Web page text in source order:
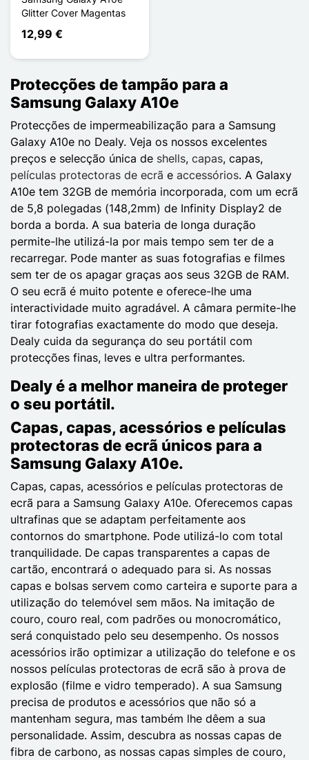
Glitter Cover Magentas
12,99 €
Protecções de tampão para a
Samsung Galaxy A10e
Protecções de impermeabilização para a Samsung
Galaxy A10e no Dealy. Veja os nossos excelentes
preços e selecção única de shells, capas, capas,
películas protectoras de ecrã e accessórios. A Galaxy
A10e tem 32GB de memória incorporada, com um ecrã
de 5,8 polegadas (148,2mm) de Infinity Display2 de
borda a borda. A sua bateria de longa duração
permite-lhe utilizá-la por mais tempo sem ter de a
recarregar. Pode manter as suas fotografias e filmes
sem ter de os apagar graças aos seus 32GB de RAM.
O seu ecrã é muito potente e oferece-lhe uma
interactividade muito agradável. A câmara permite-lhe
tirar fotografias exactamente do modo que deseja.
Dealy cuida da segurança do seu portátil com
protecções finas, leves e ultra performantes.
Dealy é a melhor maneira de proteger
o seu portátil.
Capas, capas, acessórios e películas
protectoras de ecrã únicos para a
Samsung Galaxy A10e.
Capas, capas, acessórios e películas protectoras de
ecrã para a Samsung Galaxy A10e. Oferecemos capas
ultrafinas que se adaptam perfeitamente aos
contornos do smartphone. Pode utilizá-lo com total
tranquilidade. De capas transparentes a capas de
cartão, encontrará o adequado para si. As nossas
capas e bolsas servem como carteira e suporte para a
utilização do telemóvel sem mãos. Na imitação de
couro, couro real, com padrões ou monocromático,
será conquistado pelo seu desempenho. Os nossos
acessórios irão optimizar a utilização do telefone e os
nossos películas protectoras de ecrã são à prova de
explosão (filme e vidro temperado). A sua Samsung
precisa de produtos e acessórios que não só a
mantenham segura, mas também lhe dêem a sua
personalidade. Assim, descubra as nossas capas de
fibra de carbono, as nossas capas simples de couro,